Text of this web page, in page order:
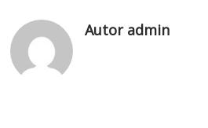
Autor admin